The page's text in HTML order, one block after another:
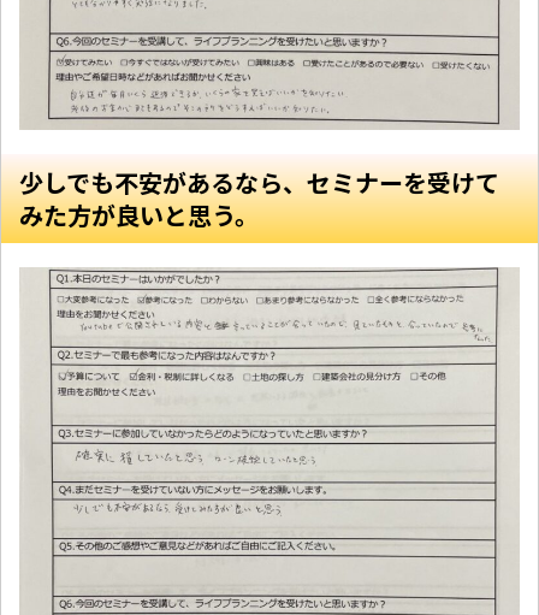
少しでも不安があるなら、セミナーを受けて
みた方が良いと思う。